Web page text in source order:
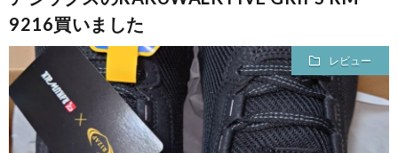
9216買いました
レビュー